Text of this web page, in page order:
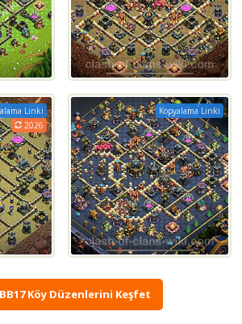
Linki
2026
Kopyalama Linki
Köy Düzenlerini Keşfet